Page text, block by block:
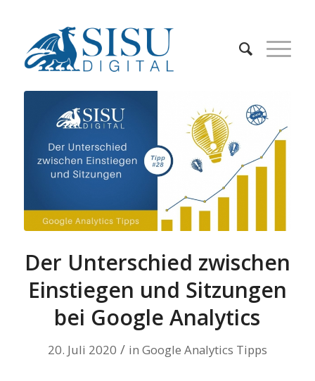
Der Unterschied zwischen
Einstiegen und Sitzungen
bei Google Analytics
20. Juli 2020 / in Google Analytics Tipps